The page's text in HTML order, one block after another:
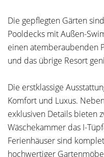
Die gepflegten Gärten
Pooldecks mit Außen-
einen atemberaubenden
und das übrige Resort
Die erstklassige
Komfort und Luxus.
exklusiven Details bieten
Wäschekammer das I-
Ferienhäuser sind
hochwertiger